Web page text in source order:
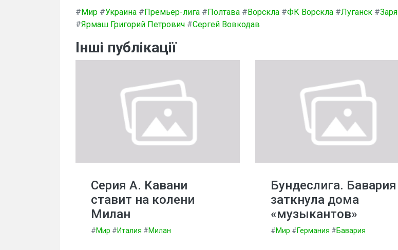
#Мир #Украина #Премьер-лига #Полтава #Ворскла #ФК Ворскла #Луганск #Заря
#Ярмаш Григорий Петрович #Сергей Вовкодав
Інші публікації
Серия А. Кавани
ставит на колени
Милан
#Мир #Италия #Милан
Бундеслига. Бавария
заткнула дома
«музыкантов»
#Мир #Германия #Бавария